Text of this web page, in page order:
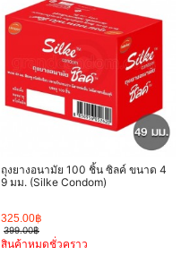
ถุงยางอนามัย 100 ชิ้น ซิลค์ ขนาด 4
9 มม. (Silke Condom)
325.00฿
399.00฿
สินค้าหมดชั่วคราว